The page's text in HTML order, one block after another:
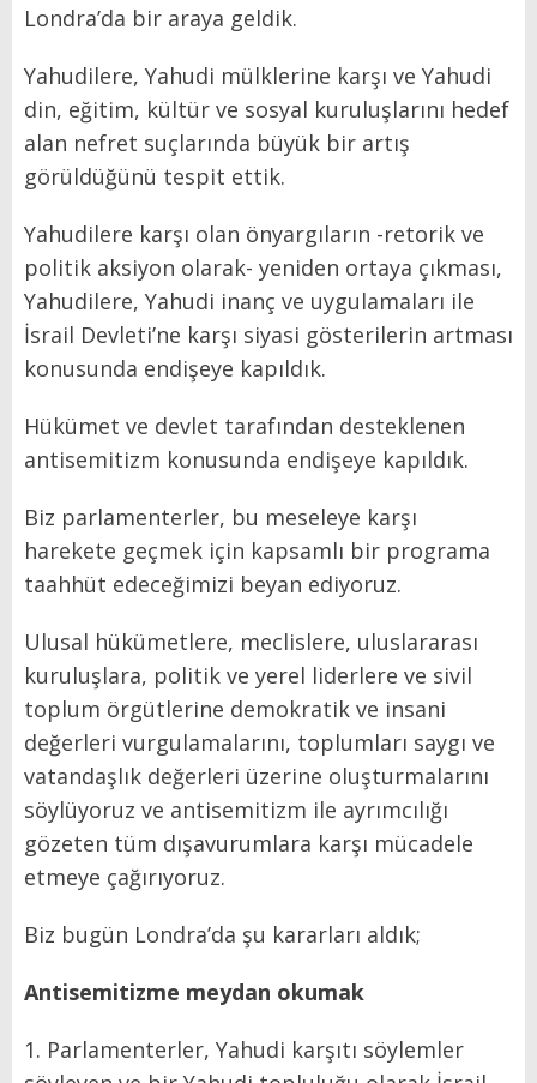
Londra’da bir araya geldik.
Yahudilere, Yahudi mülklerine karşı ve Yahudi
din, eğitim, kültür ve sosyal kuruluşlarını hedef
alan nefret suçlarında büyük bir artış
görüldüğünü tespit ettik.
Yahudilere karşı olan önyargıların -retorik ve
politik aksiyon olarak- yeniden ortaya çıkması,
Yahudilere, Yahudi inanç ve uygulamaları ile
İsrail Devleti’ne karşı siyasi gösterilerin artması
konusunda endişeye kapıldık.
Hükümet ve devlet tarafından desteklenen
antisemitizm konusunda endişeye kapıldık.
Biz parlamenterler, bu meseleye karşı
harekete geçmek için kapsamlı bir programa
taahhüt edeceğimizi beyan ediyoruz.
Ulusal hükümetlere, meclislere, uluslararası
kuruluşlara, politik ve yerel liderlere ve sivil
toplum örgütlerine demokratik ve insani
değerleri vurgulamalarını, toplumları saygı ve
vatandaşlık değerleri üzerine oluşturmalarını
söylüyoruz ve antisemitizm ile ayrımcılığı
gözeten tüm dışavurumlara karşı mücadele
etmeye çağırıyoruz.
Biz bugün Londra’da şu kararları aldık;
Antisemitizme meydan okumak
1. Parlamenterler, Yahudi karşıtı söylemler